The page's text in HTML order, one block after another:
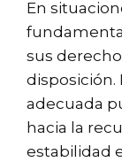
En
sus
disposición.
adecuada
hacia la
estabilidad